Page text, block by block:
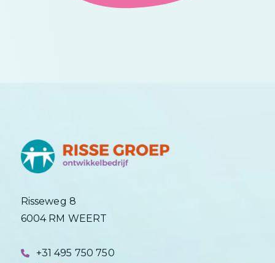
Risseweg 8
6004 RM WEERT
+31 495 750 750